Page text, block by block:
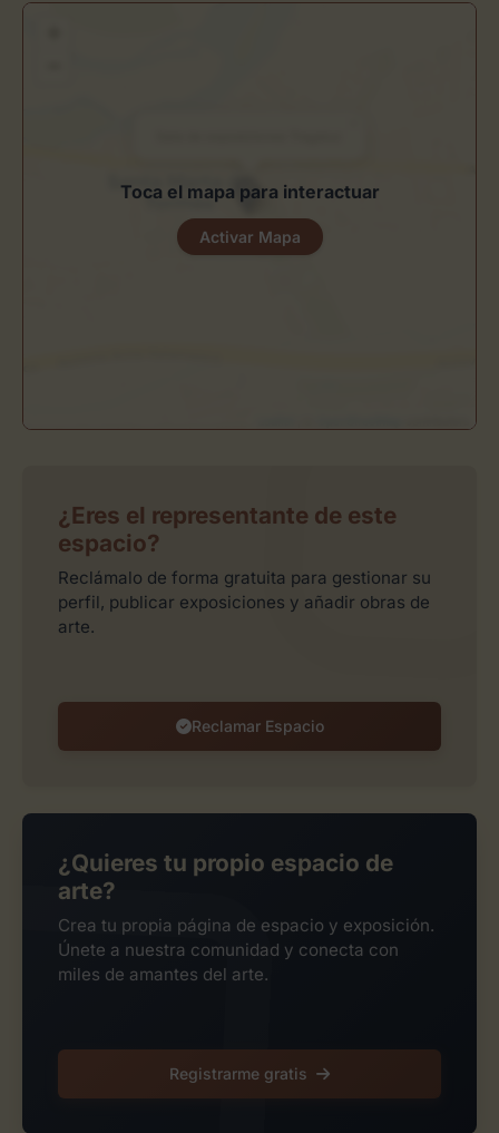
Toca el mapa para interactuar
Activar Mapa
¿Eres el representante de este
espacio?
Reclámalo de forma gratuita para gestionar su
perfil, publicar exposiciones y añadir obras de
arte.
Reclamar Espacio
¿Quieres tu propio espacio de
arte?
Crea tu propia página de espacio y exposición.
Únete a nuestra comunidad y conecta con
miles de amantes del arte.
Registrarme gratis